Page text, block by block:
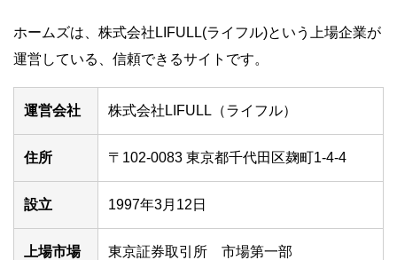
ホームズは、株式会社LIFULL(ライフル)という上場企業が
運営している、信頼できるサイトです。
運営会社 株式会社LIFULL（ライフル）
住所 〒102-0083 東京都千代田区麹町1-4-4
設立 1997年3月12日
上場市場 東京証券取引所 市場第一部